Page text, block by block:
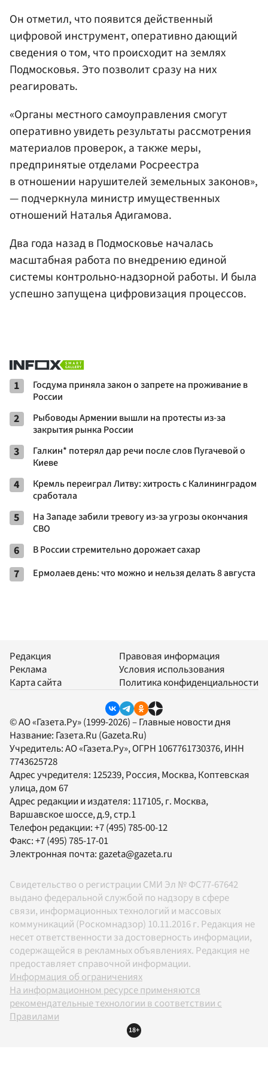
Он отметил, что появится действенный
цифровой инструмент, оперативно дающий
сведения о том, что происходит на землях
Подмосковья. Это позволит сразу на них
реагировать.
«Органы местного самоуправления смогут
оперативно увидеть результаты рассмотрения
материалов проверок, а также меры,
предпринятые отделами Росреестра
в отношении нарушителей земельных законов»,
— подчеркнула министр имущественных
отношений Наталья Адигамова.
Два года назад в Подмосковье началась
масштабная работа по внедрению единой
системы контрольно-надзорной работы. И была
успешно запущена цифровизация процессов.
1
Госдума приняла закон о запрете на проживание в
России
2
Рыбоводы Армении вышли на протесты из-за
закрытия рынка России
3
Галкин* потерял дар речи после слов Пугачевой о
Киеве
4
Кремль переиграл Литву: хитрость с Калининградом
сработала
5
На Западе забили тревогу из-за угрозы окончания
СВО
6 В России стремительно дорожает сахар
7 Ермолаев день: что можно и нельзя делать 8 августа
Редакция
Реклама
Карта сайта
Правовая информация
Условия использования
Политика конфиденциальности
© АО «Газета.Ру» (1999-2026) – Главные новости дня
Название: Газета.Ru (Gazeta.Ru)
Учредитель:АО «Газета.Ру», ОГРН 1067761730376, ИНН
7743625728
Адрес учредителя: 125239, Россия, Москва, Коптевская
улица, дом 67
Адрес редакции и издателя: 117105, г. Москва,
Варшавское шоссе, д.9, стр.1
Телефон редакции:+7 (495) 785-00-12
Факс:+7 (495) 785-17-01
Электронная почта:gazeta@gazeta.ru
Свидетельство о регистрации СМИ Эл № ФС77-67642
выдано федеральной службой по надзору в сфере
связи, информационных технологий и массовых
коммуникаций (Роскомнадзор) 10.11.2016 г. Редакция не
несет ответственности за достоверность информации,
содержащейся в рекламных объявлениях. Редакция не
предоставляет справочной информации.
Информация об ограничениях
На информационном ресурсе применяются
рекомендательные технологии в соответствии с
Правилами
18+